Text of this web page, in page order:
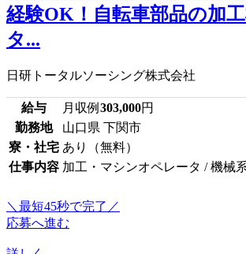
経験OK！自転車部品の加
タ...
日研トータルソーシング株式会社
給与 月収例 303,000円
勤務地
山口県 下関市
寮・社宅 あり（無料）
仕事内容 加工・マシンオペレータ / 機械
＼最短45秒で完了／
応募へ進む